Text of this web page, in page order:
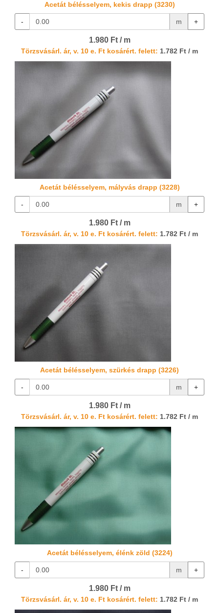
Acetát bélésselyem, kekis drapp (3230)
- m +
1.980 Ft / m
Törzsvásárl. ár, v. 10 e. Ft kosárért. felett: 1.782 Ft / m
Acetát bélésselyem, mályvás drapp (3228)
- m +
1.980 Ft / m
Törzsvásárl. ár, v. 10 e. Ft kosárért. felett: 1.782 Ft / m
Acetát bélésselyem, szürkés drapp (3226)
- m +
1.980 Ft / m
Törzsvásárl. ár, v. 10 e. Ft kosárért. felett: 1.782 Ft / m
Acetát bélésselyem, élénk zöld (3224)
- m +
1.980 Ft / m
Törzsvásárl. ár, v. 10 e. Ft kosárért. felett: 1.782 Ft / m